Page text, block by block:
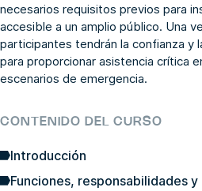
necesarios requisitos previos para
accesible a un amplio público. Una
participantes tendrán la confianza y
para proporcionar asistencia crítica
escenarios de emergencia.
CONTENIDO DEL CURSO
Introducción
Funciones, responsabilidades